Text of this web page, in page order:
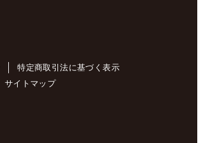
特定商取引法に基づく表示
サイトマップ